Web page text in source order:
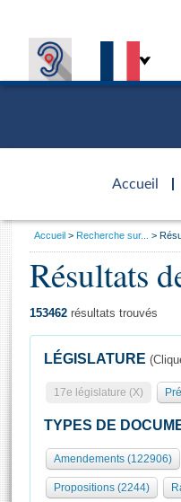
Accueil
d'accueil
Présidence
577 députés
Groupes politiques
Séance publique
Commissions et
Europe et
Général
Rôle et pouvoirs de
Organisation de
Présidence Conférence
Visiter l'Assemblée
Visite virtuelle du
Assister à une
Vous
Accueil Recherche sur...
Résultats
153462 résultats trouvés
LÉGISLATURE
17e législature (X)
TYPES DE
Amendements (122906)
Propositions (2244)